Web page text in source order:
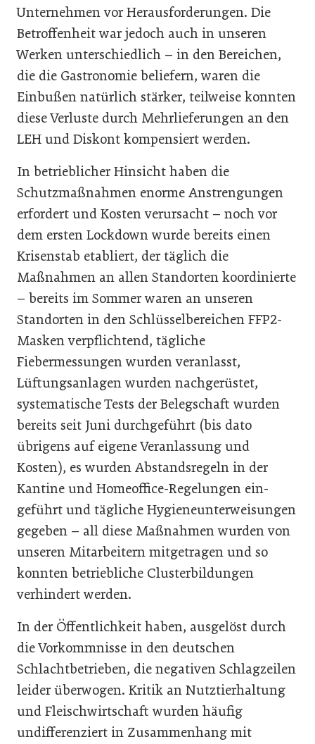
Unternehmen vor Herausforderungen. Die
Betroffenheit war jedoch auch in unseren
Werken unterschiedlich – in den Bereichen,
die die Gastronomie beliefern, waren die
Einbußen natürlich stärker, teilweise konnten
diese Verluste durch Mehrlieferungen an den
LEH und Diskont kompensiert werden.
In betrieblicher Hinsicht haben die
Schutzmaßnahmen enorme Anstrengungen
erfordert und Kosten verursacht – noch vor
dem ersten Lockdown wurde bereits einen
Krisenstab etabliert, der täglich die
Maßnahmen an allen Standorten koordinierte
– bereits im Sommer waren an unseren
Standorten in den Schlüsselbereichen FFP2-
Masken verpflichtend, tägliche
Fiebermessungen wurden veranlasst,
Lüftungsanlagen wurden nachgerüstet,
systematische Tests der Belegschaft wurden
bereits seit Juni durchgeführt (bis dato
übrigens auf eigene Veranlassung und
Kosten), es wurden Abstandsregeln in der
Kantine und Homeoffice-Regelungen ein-
geführt und tägliche Hygieneunterweisungen
gegeben – all diese Maßnahmen wurden von
unseren Mitarbeitern mitgetragen und so
konnten betriebliche Clusterbildungen
verhindert werden.
In der Öffentlichkeit haben, ausgelöst durch
die Vorkommnisse in den deutschen
Schlachtbetrieben, die negativen Schlagzeilen
leider überwogen. Kritik an Nutztierhaltung
und Fleischwirtschaft wurden häufig
undifferenziert in Zusammenhang mit